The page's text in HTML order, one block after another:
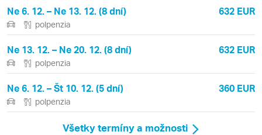
Ne 6. 12. – Ne 13. 12. (8 dní) 632 EUR
polpenzia
Ne 13. 12. – Ne 20. 12. (8 dní) 632 EUR
polpenzia
Ne 6. 12. – Št 10. 12. (5 dní) 360 EUR
polpenzia
Všetky termíny a možnosti